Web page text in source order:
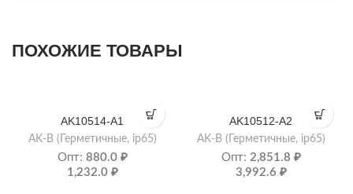
ПОХОЖИЕ ТОВАРЫ
AK10514-A1
AK-B (Герметичные, ip65)
1,232.0 ₽
Опт: 880.0 ₽
AK10512-A2
AK-B (Герметичные, ip65)
3,992.6 ₽
Опт: 2,851.8 ₽